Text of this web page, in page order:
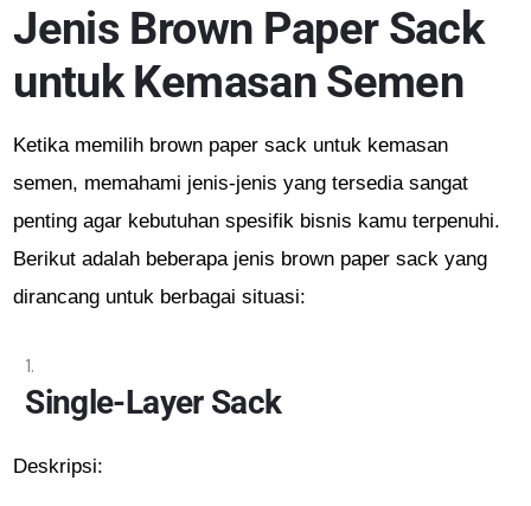
Jenis Brown Paper Sack
untuk Kemasan Semen
Ketika memilih brown paper sack untuk kemasan
semen, memahami jenis-jenis yang tersedia sangat
penting agar kebutuhan spesifik bisnis kamu terpenuhi.
Berikut adalah beberapa jenis brown paper sack yang
dirancang untuk berbagai situasi:
Single-Layer Sack
Deskripsi: